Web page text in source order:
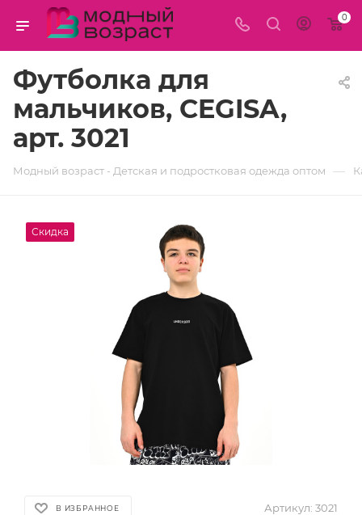
0
Футболка для
мальчиков, CEGISA,
арт. 3021
Модный возраст - Детская и подростковая одежда оптом —
Скидка
В ИЗБРАННОЕ Артикул: 3021